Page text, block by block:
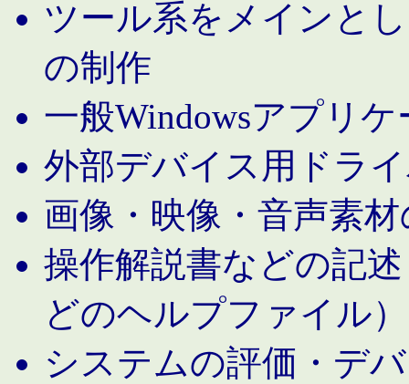
ツール系をメインと
の制作
一般Windowsアプリ
外部デバイス用ドラ
画像・映像・音声素
操作解説書などの記
どのヘルプファイル）
システムの評価・デ